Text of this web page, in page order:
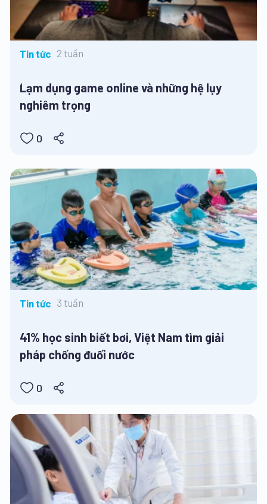
Tin tức 2 tuần
Lạm dụng game online và những hệ lụy
nghiêm trọng
0
Tin tức 3 tuần
41% học sinh biết bơi, Việt Nam tìm giải
pháp chống đuối nước
0